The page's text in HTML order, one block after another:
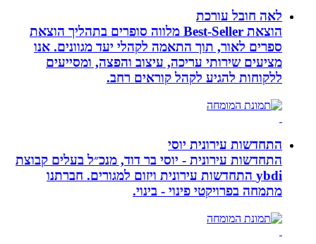
לאה חובל עורכת
הוצאת Best-Seller מלווה סופרים בתהליך הוצאת
ספרים לאור, תוך התאמה לקהלי יעד מגוונים. אנו
מציעים שירותי עריכה, עיצוב והפצה, ומסייעים
ללקוחות להגיע לקהל קוראים רחב.
התחדשות עירונית יוסי
התחדשות עירונית - יוסי בר דוד, מנכ״ל בעלים קבוצת
ybdi התחדשות עירונית ויזום למגורים. חברתנו
מתמחה בפרויקטי פינוי - בינוי.